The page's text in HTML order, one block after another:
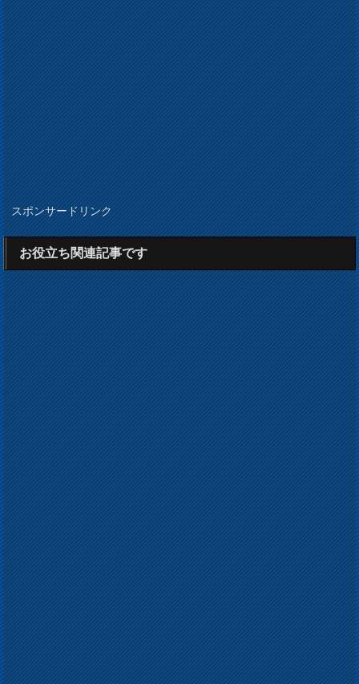
スポンサードリンク
お役立ち関連記事です